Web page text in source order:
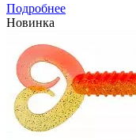
Подробнее
Новинка